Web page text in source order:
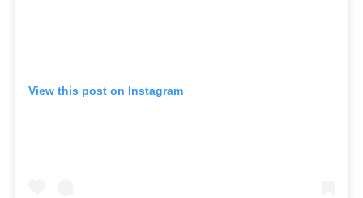
View this post on Instagram